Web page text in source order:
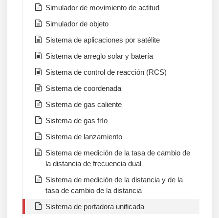
Simulador de movimiento de actitud
Simulador de objeto
Sistema de aplicaciones por satélite
Sistema de arreglo solar y batería
Sistema de control de reacción (RCS)
Sistema de coordenada
Sistema de gas caliente
Sistema de gas frío
Sistema de lanzamiento
Sistema de medición de la tasa de cambio de
la distancia de frecuencia dual
Sistema de medición de la distancia y de la
tasa de cambio de la distancia
Sistema de portadora unificada